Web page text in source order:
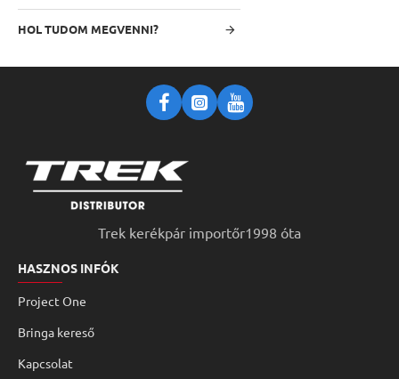
HOL TUDOM MEGVENNI?
Trek kerékpár importőr1998 óta
HASZNOS INFÓK
Project One
Bringa kereső
Kapcsolat